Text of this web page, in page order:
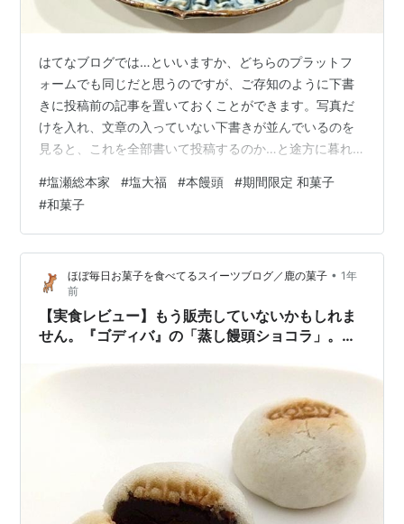
はてなブログでは…といいますか、どちらのプラットフ
ォームでも同じだと思うのですが、ご存知のように下書
きに投稿前の記事を置いておくことができます。写真だ
けを入れ、文章の入っていない下書きが並んでいるのを
見ると、これを全部書いて投稿するのか…と途方に暮れ
間に積み重なってしまうのです。。。とりあえず期間限
定など、なるべく季節に合ったものから頑張って書いて
いこうと思います。 前置き（言い訳）が長くなりました
が、今回は大好きな和菓子屋さん『塩瀬総本家』さんの
期間限定ものです。 塩大福 1個 ¥357（税込） 消費期限
当日昔ながらのしっかり歯応えのある…
#塩瀬総本家 #塩大福 #本饅頭 #期間限定 和菓子
#和菓子
ほぼ毎日お菓子を食べてるスイーツブログ／鹿の菓子 • 1年
前
【実食レビュー】もう販売していないかもしれま
せん。『ゴディバ』の「蒸し饅頭ショコラ」。サ